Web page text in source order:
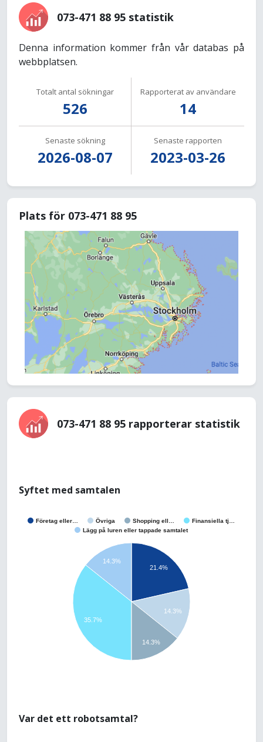
073-471 88 95 statistik
Denna information kommer från vår databas på
webbplatsen.
Totalt antal sökningar
526
Rapporterat av användare
14
Senaste sökning
2026-08-07
Senaste rapporten
2023-03-26
Plats för 073-471 88 95
073-471 88 95 rapporterar statistik
Syftet med samtalen
Företag eller… Övriga Shopping ell…
Finansiella tj…
Lägg på luren eller tappade samtalet
21.4%
14.3%
14.3%
35.7%
14.3%
Var det ett robotsamtal?